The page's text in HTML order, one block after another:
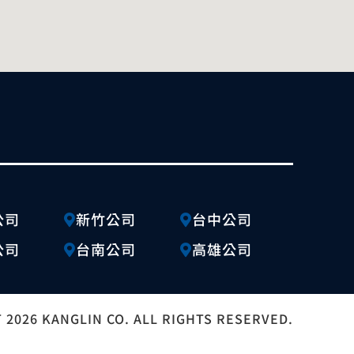
新竹公司
台中公司
台南公司 高雄公司
2026 KANGLIN CO. ALL RIGHTS RESERVED.